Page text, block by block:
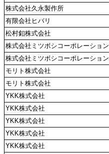
株式会社久永製作所
有限会社ヒバリ
松村釦株式会社
株式会社ミツボシコーポレーション
株式会社ミツボシコーポレーション
モリト株式会社
モリト株式会社
YKK株式会社
YKK株式会社
YKK株式会社
YKK株式会社
YKK株式会社